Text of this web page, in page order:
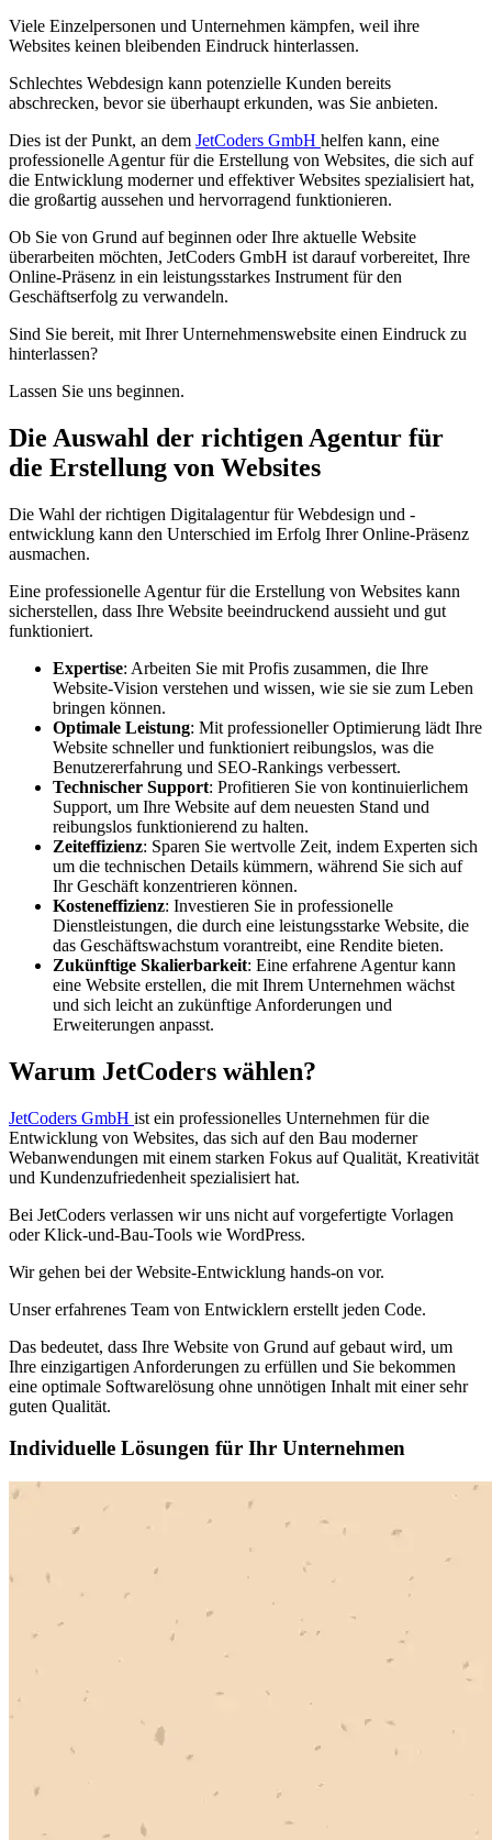
Viele Einzelpersonen und Unternehmen kämpfen, weil ihre
Websites keinen bleibenden Eindruck hinterlassen.
Schlechtes Webdesign kann potenzielle Kunden bereits
abschrecken, bevor sie überhaupt erkunden, was Sie anbieten.
Dies ist der Punkt, an dem JetCoders GmbH helfen kann, eine
professionelle Agentur für die Erstellung von Websites, die sich auf
die Entwicklung moderner und effektiver Websites spezialisiert hat,
die großartig aussehen und hervorragend funktionieren.
Ob Sie von Grund auf beginnen oder Ihre aktuelle Website
überarbeiten möchten, JetCoders GmbH ist darauf vorbereitet, Ihre
Online-Präsenz in ein leistungsstarkes Instrument für den
Geschäftserfolg zu verwandeln.
Sind Sie bereit, mit Ihrer Unternehmenswebsite einen Eindruck zu
hinterlassen?
Lassen Sie uns beginnen.
Die Auswahl der richtigen Agentur für
die Erstellung von Websites
Die Wahl der richtigen Digitalagentur für Webdesign und -
entwicklung kann den Unterschied im Erfolg Ihrer Online-Präsenz
ausmachen.
Eine professionelle Agentur für die Erstellung von Websites kann
sicherstellen, dass Ihre Website beeindruckend aussieht und gut
funktioniert.
Expertise: Arbeiten Sie mit Profis zusammen, die Ihre
Website-Vision verstehen und wissen, wie sie sie zum Leben
bringen können.
Optimale Leistung: Mit professioneller Optimierung lädt Ihre
Website schneller und funktioniert reibungslos, was die
Benutzererfahrung und SEO-Rankings verbessert.
Technischer Support: Profitieren Sie von kontinuierlichem
Support, um Ihre Website auf dem neuesten Stand und
reibungslos funktionierend zu halten.
Zeiteffizienz: Sparen Sie wertvolle Zeit, indem Experten sich
um die technischen Details kümmern, während Sie sich auf
Ihr Geschäft konzentrieren können.
Kosteneffizienz: Investieren Sie in professionelle
Dienstleistungen, die durch eine leistungsstarke Website, die
das Geschäftswachstum vorantreibt, eine Rendite bieten.
Zukünftige Skalierbarkeit: Eine erfahrene Agentur kann
eine Website erstellen, die mit Ihrem Unternehmen wächst
und sich leicht an zukünftige Anforderungen und
Erweiterungen anpasst.
Warum JetCoders wählen?
JetCoders GmbH ist ein professionelles Unternehmen für die
Entwicklung von Websites, das sich auf den Bau moderner
Webanwendungen mit einem starken Fokus auf Qualität, Kreativität
und Kundenzufriedenheit spezialisiert hat.
Bei JetCoders verlassen wir uns nicht auf vorgefertigte Vorlagen
oder Klick-und-Bau-Tools wie WordPress.
Wir gehen bei der Website-Entwicklung hands-on vor.
Unser erfahrenes Team von Entwicklern erstellt jeden Code.
Das bedeutet, dass Ihre Website von Grund auf gebaut wird, um
Ihre einzigartigen Anforderungen zu erfüllen und Sie bekommen
eine optimale Softwarelösung ohne unnötigen Inhalt mit einer sehr
guten Qualität.
Individuelle Lösungen für Ihr Unternehmen